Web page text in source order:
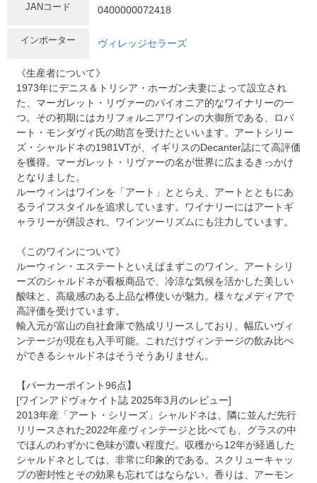
JANコード 0400000072418
インポーター ヴィレッジセラーズ
《生産者について》
1973年にデニス＆トリシア・ホーガン夫妻によって設立され
た、マーガレット・リヴァーのパイオニア的なワイナリーの一
つ。その初期にはカリフォルニアワインの大御所である、ロバ
ート・モンダヴィ氏の助言を受けたといいます。アートシリー
ズ・シャルドネの1981VTが、イギリスのDecanter誌にて高評価
を獲得。マーガレット・リヴァーの名が世界に広まるきっかけ
となりました。
ルーウィンはワインを「アート」ととらえ、アートとともにあ
るライフスタイルを追求しています。ワイナリーにはアートギ
ャラリーが併設され、ワインツーリズムにも注力しています。
《このワインについて》
ルーウィン・エステートといえばまずこのワイン。アートシリ
ーズのシャルドネが看板商品で、冷涼な気候を活かした美しい
酸味と、高級感のある上品な樽使いが魅力。様々なメディアで
高評価を受けています。
輸入元が富山の自社倉庫で熟成リリースしており、幅広いヴィ
ンテージが現在も入手可能。これだけヴィンテージの飲み比べ
ができるシャルドネはそうそうありません。
【パーカーポイント96点】
[ワインアドヴォケイト誌 2025年3月のレビュー]
2013年産「アート・シリーズ」シャルドネは、隣に並んだ先行
リリースされた2022年産ヴィンテージと比べても、グラスの中
でほんのわずかに色味が濃い程度だ。収穫から12年が経過した
シャルドネとしては、非常に印象的である。スクリューキャッ
プの密封性とその効果も忘れてはならない。香りは、アーモン